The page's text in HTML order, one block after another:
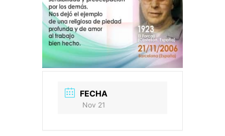
FECHA
Nov 21